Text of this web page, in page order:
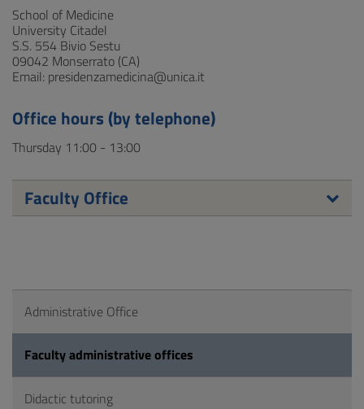
School of Medicine
University Citadel
S.S. 554 Bivio Sestu
09042 Monserrato (CA)
Email: presidenzamedicina@unica.it
Office hours (by telephone)
Thursday 11:00 - 13:00
Faculty Office
Administrative Office
Faculty administrative offices
Didactic tutoring